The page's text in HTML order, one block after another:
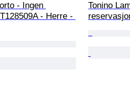
- Ingen
- Herre -
Tonino